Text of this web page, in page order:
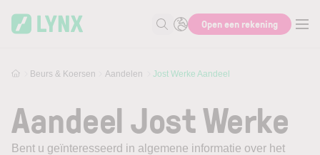
Zoek naar informatie
Open een rekening
Beurs & Koersen Aandelen Jost Werke Aandeel
Aandeel Jost Werke
Bent u geïnteresseerd in algemene informatie over het